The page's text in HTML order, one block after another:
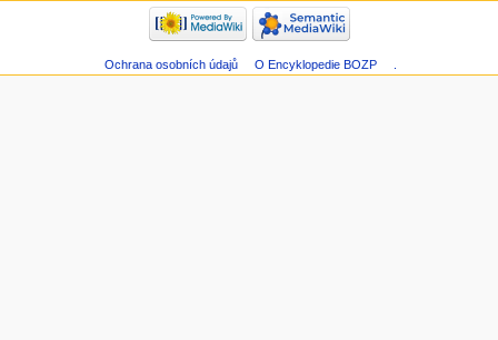
Ochrana osobních údajů O Encyklopedie BOZP